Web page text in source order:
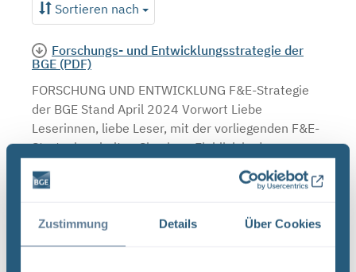
Zustimmung Details Über Cookies
Sortieren nach
Forschungs- und Entwicklungsstrategie der
BGE (PDF)
FORSCHUNG UND ENTWICKLUNG F&E-Strategie
der BGE Stand April 2024 Vorwort Liebe
Leserinnen, liebe Leser, mit der vorliegenden F&E-
Strategie erhalten Sie einen Einblick in das
17.04.2024 | Upload am: 17.04.2024